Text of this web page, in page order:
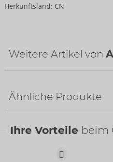
Herkunftsland: CN
Weitere Artikel von
Ähnliche Produkte
Ihre Vorteile beim